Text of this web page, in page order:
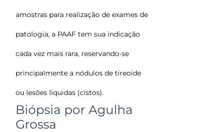
amostras para realização de exames de
patologia, a PAAF tem sua indicação
cada vez mais rara, reservando-se
principalmente a nódulos de tireoide
ou lesões liquidas (cistos).
Biópsia por Agulha
Grossa